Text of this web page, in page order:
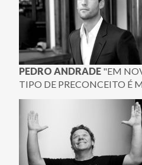
PEDRO ANDRADE "EM
TIPO DE PRECONCEITO É